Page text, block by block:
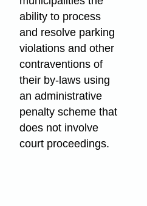
ability to process
and resolve parking
violations and other
contraventions of
their by-laws using
an administrative
penalty scheme that
does not involve
court proceedings.